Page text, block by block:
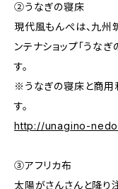
②うなぎの寝床
現代風もんぺは、九州
ンテナショップ「うな
す。
※うなぎの寝床と商用
す。
http://unagino-
③アフリカ布
太陽がさんさんと降り